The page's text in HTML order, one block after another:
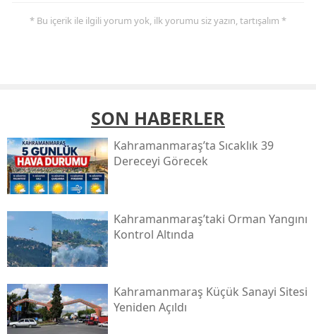
* Bu içerik ile ilgili yorum yok, ilk yorumu siz yazın, tartışalım *
SON HABERLER
Kahramanmaraş’ta Sıcaklık 39
Dereceyi Görecek
Kahramanmaraş’taki Orman Yangını
Kontrol Altında
Kahramanmaraş Küçük Sanayi Sitesi
Yeniden Açıldı